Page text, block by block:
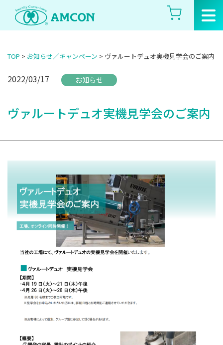
Skip
the
TOP > お知らせ／キャンペーン > ヴァルートデュオ実機見学会のご案内
2022/03/17 お知らせ
ヴァルートデュオ実機見学会のご案内